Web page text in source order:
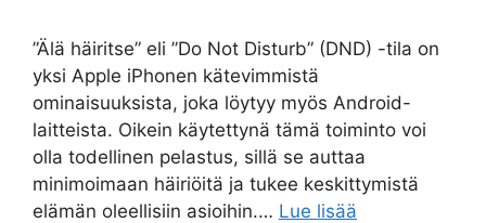
”Älä häiritse” eli ”Do Not Disturb” (DND) -tila on
yksi Apple iPhonen kätevimmistä
ominaisuuksista, joka löytyy myös Android-
laitteista. Oikein käytettynä tämä toiminto voi
olla todellinen pelastus, sillä se auttaa
minimoimaan häiriöitä ja tukee keskittymistä
elämän oleellisiin asioihin.… Lue lisää